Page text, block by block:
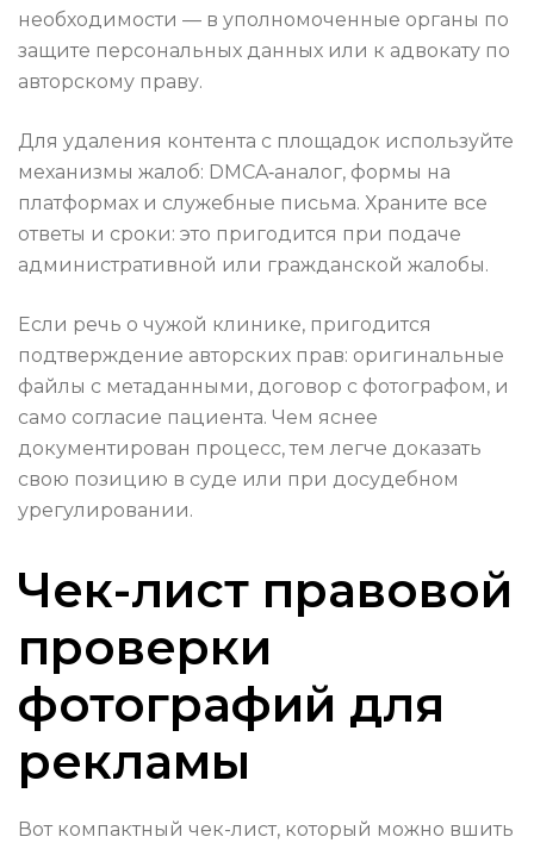
необходимости — в уполномоченные органы по
защите персональных данных или к адвокату по
авторскому праву.
Для удаления контента с площадок используйте
механизмы жалоб: DMCA‑аналог, формы на
платформах и служебные письма. Храните все
ответы и сроки: это пригодится при подаче
административной или гражданской жалобы.
Если речь о чужой клинике, пригодится
подтверждение авторских прав: оригинальные
файлы с метаданными, договор с фотографом, и
само согласие пациента. Чем яснее
документирован процесс, тем легче доказать
свою позицию в суде или при досудебном
урегулировании.
Чек-лист правовой
проверки
фотографий для
рекламы
Вот компактный чек-лист, который можно вшить